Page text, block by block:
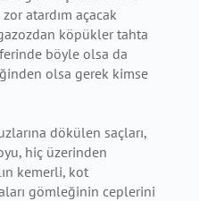
atardım açacak
köpükler tahta
böyle olsa da
olsa gerek kimse
dökülen saçları,
hiç üzerinden
kemerli, kot
gömleğinin ceplerini